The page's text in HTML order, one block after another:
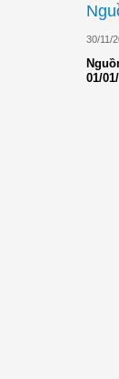
30/11/
01/